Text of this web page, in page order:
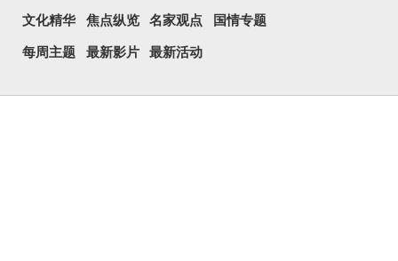
文化精华 焦点纵览 名家观点 国情专题
每周主题 最新影片 最新活动